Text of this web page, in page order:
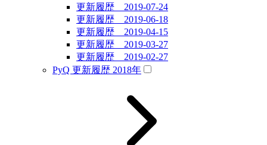
更新履歴 2019-07-24
更新履歴 2019-06-18
更新履歴 2019-04-15
更新履歴 2019-03-27
更新履歴 2019-02-27
PyQ 更新履歴 2018年